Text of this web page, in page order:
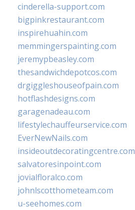
cinderella-support.com
bigpinkrestaurant.com
inspirehuahin.com
memmingerspainting.com
jeremypbeasley.com
thesandwichdepotcos.com
drgiggleshouseofpain.com
hotflashdesigns.com
garagenadeau.com
lifestylechauffeurservice.com
EverNewNails.com
insideoutdecoratingcentre.com
salvatoresinpoint.com
jovialfloralco.com
johnlscotthometeam.com
u-seehomes.com